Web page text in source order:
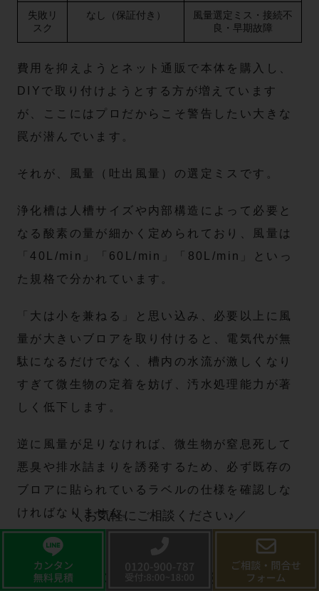
失敗リ
スク
なし（保証付き）
風量選定ミス・接続不
良・早期故障
費用を抑えようとネット通販で本体を購入し、
DIYで取り付けようとする方が増えています
が、ここにはプロだからこそ警告したい大きな
罠が潜んでいます。
それが、風量（吐出風量）の選定ミスです。
浄化槽は人槽サイズや内部構造によって必要と
なる酸素の量が細かく定められており、風量は
「40L/min」「60L/min」「80L/min」といっ
た規格で分かれています。
「大は小を兼ねる」と思い込み、必要以上に風
量が大きいブロアを取り付けると、電気代が無
駄になるだけでなく、槽内の水流が激しくなり
すぎて微生物の定着を妨げ、汚水処理能力が著
しく低下します。
逆に風量が足りなければ、微生物が窒息死して
悪臭や排水詰まりを誘発するため、必ず既存の
ブロアに貼られているラベルの仕様を確認しな
ければなりません。
地盤沈下やコンクリートの劣化による
＼お気軽にご相談ください♪／